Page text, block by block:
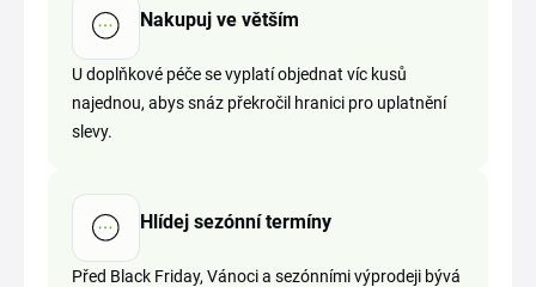
Nakupuj ve větším
U doplňkové péče se vyplatí objednat víc kusů
najednou, abys snáz překročil hranici pro uplatnění
slevy.
Hlídej sezónní termíny
Před Black Friday, Vánoci a sezónními výprodeji bývá